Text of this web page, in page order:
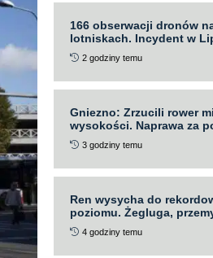
166 obserwacji dronów
lotniskach. Incydent w
zaostrza debatę
2 godziny temu
Gniezno: Zrzucili rower
wysokości. Naprawa za
PLN3 godziny temu
Ren wysycha do
poziomu. Żegluga,
turystyka odczuwają
4 godziny temu